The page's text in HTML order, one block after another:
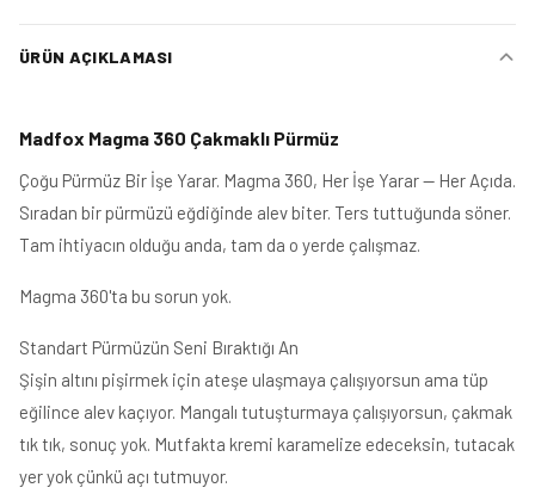
ÜRÜN AÇIKLAMASI
Madfox Magma 360 Çakmaklı Pürmüz
Çoğu Pürmüz Bir İşe Yarar. Magma 360, Her İşe Yarar — Her Açıda.
Sıradan bir pürmüzü eğdiğinde alev biter. Ters tuttuğunda söner.
Tam ihtiyacın olduğu anda, tam da o yerde çalışmaz.
Magma 360'ta bu sorun yok.
Standart Pürmüzün Seni Bıraktığı An
Şişin altını pişirmek için ateşe ulaşmaya çalışıyorsun ama tüp
eğilince alev kaçıyor. Mangalı tutuşturmaya çalışıyorsun, çakmak
tık tık, sonuç yok. Mutfakta kremi karamelize edeceksin, tutacak
yer yok çünkü açı tutmuyor.